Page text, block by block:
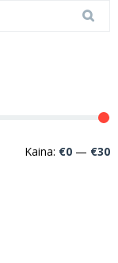
Kaina: €0 — €30